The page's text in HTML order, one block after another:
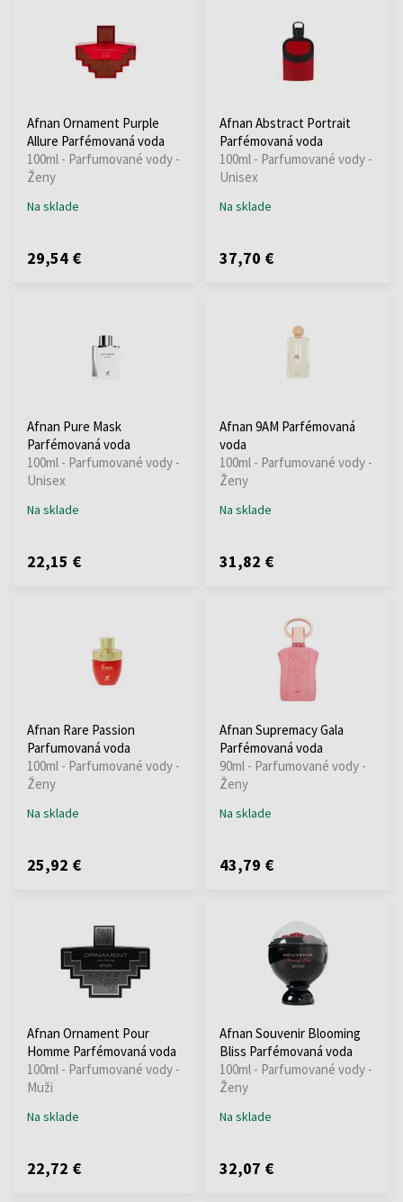
Afnan Ornament Purple
Allure Parfémovaná voda
100ml - Parfumované vody -
Ženy
Na sklade
29,54 €
Afnan Abstract Portrait
Parfémovaná voda
100ml - Parfumované vody -
Unisex
Na sklade
37,70 €
Afnan Pure Mask
Parfémovaná voda
100ml - Parfumované vody -
Unisex
Na sklade
22,15 €
Afnan 9AM Parfémovaná
voda
100ml - Parfumované vody -
Ženy
Na sklade
31,82 €
Afnan Rare Passion
Parfumovaná voda
100ml - Parfumované vody -
Ženy
Na sklade
25,92 €
Afnan Supremacy Gala
Parfémovaná voda
90ml - Parfumované vody -
Ženy
Na sklade
43,79 €
Afnan Ornament Pour
Homme Parfémovaná voda
100ml - Parfumované vody -
Muži
Na sklade
22,72 €
Afnan Souvenir Blooming
Bliss Parfémovaná voda
100ml - Parfumované vody -
Ženy
Na sklade
32,07 €